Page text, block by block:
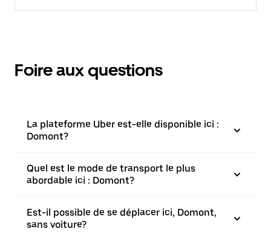
Foire aux questions
La plateforme Uber est-elle disponible ici :
Domont?
Quel est le mode de transport le plus
abordable ici : Domont?
Est-il possible de se déplacer ici, Domont,
sans voiture?